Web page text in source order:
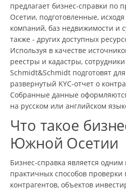
предлагает бизнес-справки
Осетии, подготовленные,
компаний, баз недвижимости и
также - других доступных
Используя в качестве
реестры и кадастры,
Schmidt&Schmidt подготовят
развернутый KYC-отчет о
Собранные данные
на русском или английском
Что такое
Южной Осетии
Бизнес-справка является
практичных способов
контрагентов, объектов